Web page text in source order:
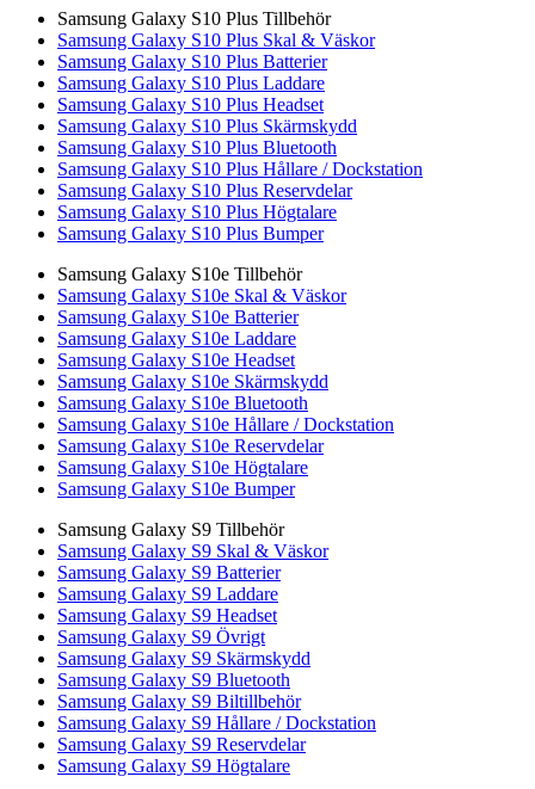
Samsung Galaxy S10 Plus Tillbehör
Samsung Galaxy S10 Plus Skal & Väskor
Samsung Galaxy S10 Plus Batterier
Samsung Galaxy S10 Plus Laddare
Samsung Galaxy S10 Plus Headset
Samsung Galaxy S10 Plus Skärmskydd
Samsung Galaxy S10 Plus Bluetooth
Samsung Galaxy S10 Plus Hållare / Dockstation
Samsung Galaxy S10 Plus Reservdelar
Samsung Galaxy S10 Plus Högtalare
Samsung Galaxy S10 Plus Bumper
Samsung Galaxy S10e Tillbehör
Samsung Galaxy S10e Skal & Väskor
Samsung Galaxy S10e Batterier
Samsung Galaxy S10e Laddare
Samsung Galaxy S10e Headset
Samsung Galaxy S10e Skärmskydd
Samsung Galaxy S10e Bluetooth
Samsung Galaxy S10e Hållare / Dockstation
Samsung Galaxy S10e Reservdelar
Samsung Galaxy S10e Högtalare
Samsung Galaxy S10e Bumper
Samsung Galaxy S9 Tillbehör
Samsung Galaxy S9 Skal & Väskor
Samsung Galaxy S9 Batterier
Samsung Galaxy S9 Laddare
Samsung Galaxy S9 Headset
Samsung Galaxy S9 Övrigt
Samsung Galaxy S9 Skärmskydd
Samsung Galaxy S9 Bluetooth
Samsung Galaxy S9 Biltillbehör
Samsung Galaxy S9 Hållare / Dockstation
Samsung Galaxy S9 Reservdelar
Samsung Galaxy S9 Högtalare